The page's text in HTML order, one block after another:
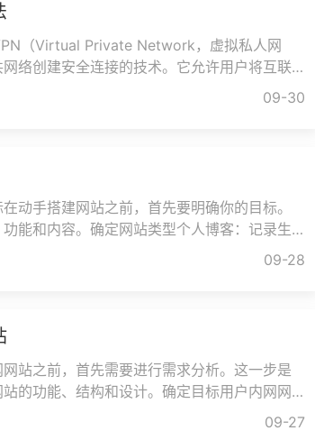
（Virtual Private Network，虚拟私人网
络创建安全连接的技术。它允许用户将互联
09-30
动手搭建网站之前，首先要明确你的目标。
能和内容。确定网站类型个人博客：记录生
09-28
站之前，首先需要进行需求分析。这一步是
的功能、结构和设计。确定目标用户内网网
09-27